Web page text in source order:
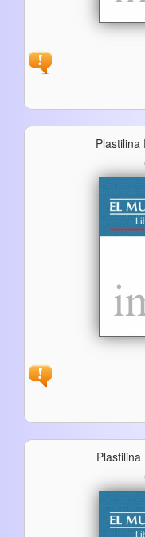
Plastilina